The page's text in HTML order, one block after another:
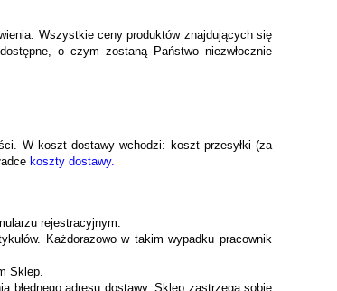
Wszystkie ceny produktów znajdujących się
o czym zostaną Państwo niezwłocznie
W koszt dostawy wchodzi: koszt przesyłki (za
koszty dostawy.
rejestracyjnym.
Każdorazowo w takim wypadku pracownik
Sklep.
błędnego adresu dostawy, Sklep zastrzega sobie